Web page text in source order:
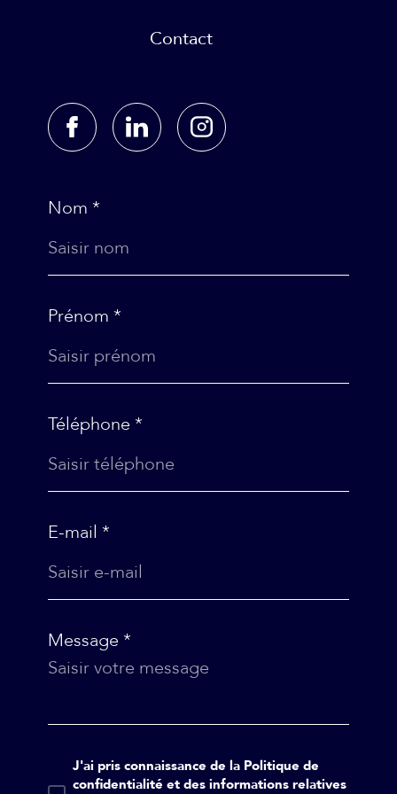
Nom *
Prénom *
Téléphone *
E-mail *
Message *
J'ai pris connaissance de la Politique de
confidentialité et des informations relatives
Contact